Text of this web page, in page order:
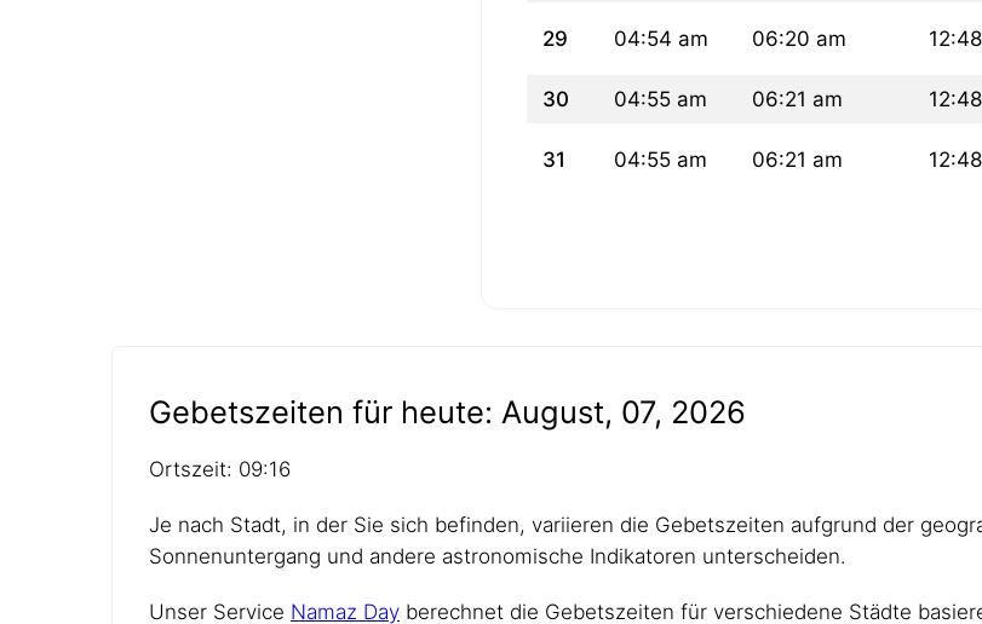
29 04:54 am 06:20 am
30 04:55 am 06:21 am
31 04:55 am 06:21 am
Gebetszeiten für heute: August, 07, 2026
Ortszeit: 09:16
Je nach Stadt, in der Sie sich befinden, variieren die Gebetszeiten aufgrund der
Sonnenuntergang und andere astronomische Indikatoren unterscheiden.
Unser Service Namaz Day berechnet die Gebetszeiten für verschiedene Städte